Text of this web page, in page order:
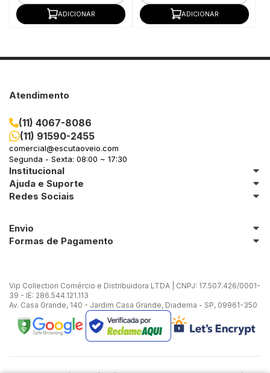
ADICIONAR ADICIONAR
Atendimento
(11) 4067-8086
(11) 91590-2455
comercial@escutaoveio.com
Segunda - Sexta: 08:00 ~ 17:30
Institucional
Ajuda e Suporte
Redes Sociais
Envio
Formas de Pagamento
Vip Collection Comércio e Distribuidora LTDA | CNPJ: 17.507.426/0001-
39 - IE: 286.544.121.113
Av. Casa Grande, 140 - Jardim Casa Grande, Diadema - SP, 09961-350